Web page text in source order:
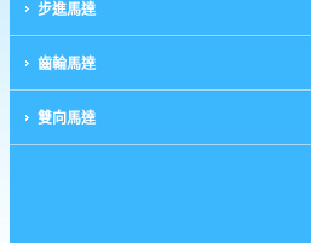
步進馬達
齒輪馬達
雙向馬達